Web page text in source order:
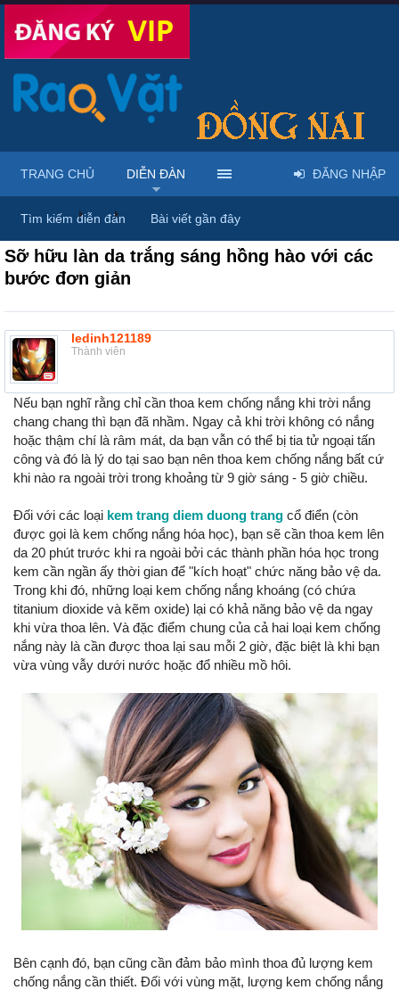
Diễn đàn ... Mỹ phẩm & spa làm đẹp tại Đồng Nai
Sỡ hữu làn da trắng sáng hồng hào với các
bước đơn giản
ledinh121189
Thành viên
Nếu bạn nghĩ rằng chỉ cần thoa kem chống nắng khi trời nắng
chang chang thì bạn đã nhầm. Ngay cả khi trời không có nắng
hoặc thậm chí là râm mát, da bạn vẫn có thể bị tia tử ngoại tấn
công và đó là lý do tại sao bạn nên thoa kem chống nắng bất cứ
khi nào ra ngoài trời trong khoảng từ 9 giờ sáng - 5 giờ chiều.
Đối với các loại kem trang diem duong trang cổ điển (còn
được gọi là kem chống nắng hóa học), bạn sẽ cần thoa kem lên
da 20 phút trước khi ra ngoài bởi các thành phần hóa học trong
kem cần ngần ấy thời gian để "kích hoạt" chức năng bảo vệ da.
Trong khi đó, những loại kem chống nắng khoáng (có chứa
titanium dioxide và kẽm oxide) lại có khả năng bảo vệ da ngay
khi vừa thoa lên. Và đặc điểm chung của cả hai loại kem chống
nắng này là cần được thoa lại sau mỗi 2 giờ, đặc biệt là khi bạn
vừa vùng vẫy dưới nước hoặc đổ nhiều mồ hôi.
Bên cạnh đó, bạn cũng cần đảm bảo mình thoa đủ lượng kem
chống nắng cần thiết. Đối với vùng mặt, lượng kem chống nắng
TRANG CHỦ DIỄN ĐÀN
Tìm kiếm diễn đàn Bài viết gần đây
ĐĂNG NHẬP